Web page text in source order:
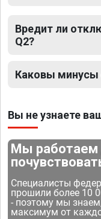
Вредит ли
Q2?
Каковы минусы
Вы не узнаете
Мы работаем
Специалисты
прошили более 10
- поэтому мы
максимум от